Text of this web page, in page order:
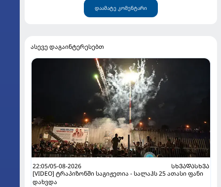
დაამატე კომენტარი
ასევე დაგაინტერესებთ
22:05/05-08-2026
ᲡᲮᲕᲐᲓᲐᲡᲮᲕᲐ
[VIDEO] ტრაპიზონში საგიჟეთია - სალაჰს 25 ათასი ფანი
დახვდა